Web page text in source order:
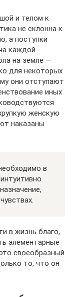
и телом к
не склонна к
а поступки
каждой
на земле —
для некоторых
они отступают
иных
женскую
наказаны
в
в жизнь благо,
элементарные
своеобразный
то, что он